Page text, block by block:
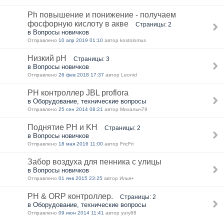
Ph повышение и понижение - получаем
фосфорную кислоту в акве
Страницы: 2
в Вопросы новичков
Отправлено 10 апр 2019 01:10 автор kostolomus
Низкий pH Страницы: 3
в Вопросы новичков
Отправлено 26 фев 2018 17:37 автор Leonid
PH контроллер JBL proflora
в Оборудование, технические вопросы
Отправлено 25 сен 2014 08:21 автор Михалыч79
Поднятие PH и KH Страницы: 2
в Вопросы новичков
Отправлено 18 мая 2016 11:00 автор FricFri
Забор воздуха для пенника с улицы
в Вопросы новичков
Отправлено 01 янв 2015 23:25 автор Илья+
PH & ORP контроллер. Страницы: 2
в Оборудование, технические вопросы
Отправлено 09 июн 2014 11:41 автор yury88